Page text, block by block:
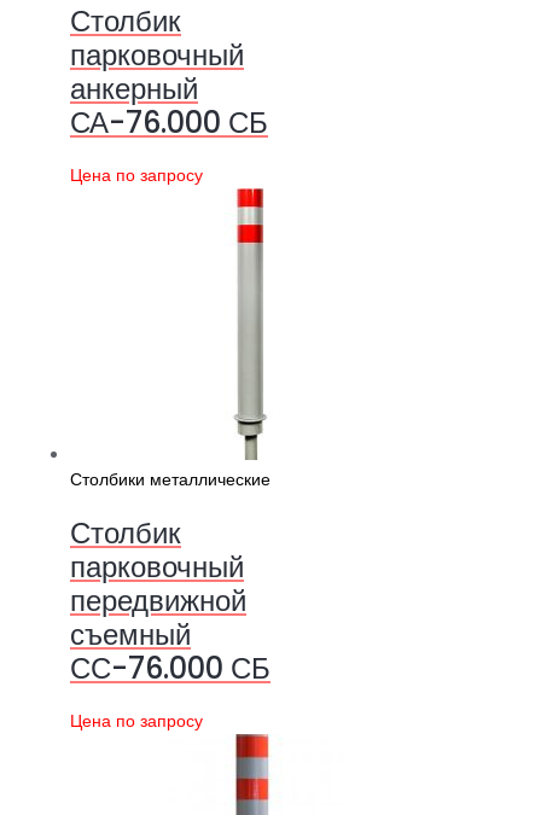
Столбик
парковочный
анкерный
СА-76.000 СБ
Цена по запросу
Столбики металлические
Столбик
парковочный
передвижной
съемный
СС-76.000 СБ
Цена по запросу